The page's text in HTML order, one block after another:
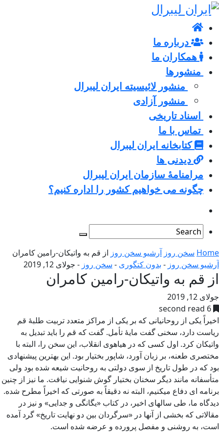
درباره ما
همکاران ما
منشورها
منشور لائیسیته ایران لیبرال
منشور آزادی
اسناد تاریخی
تماس با ما
کتابخانه ایران لیبرال
دیدنی ها
مرامنامۀ سازمان ایران لیبرال
چگونه می خواهیم کشور را اداره کنیم؟
Home سخن روز آرشیو سخن روز از قم به واتیکان-رامین کامران
آرشیو سخن روز - بدون کتگوری - سخن روز - جولای 12, 2019
از قم به واتیکان-رامین کامران
جولای 12, 2019
6 second read
اخیراً یکی از روحانیانی که بر یکی از مراکز متعدد تربیت طلبۀ قم
ریاست دارد، سخنی گفت مایۀ تأمل. گفت که قم را باید تبدیل به
واتیکان کرد. اول کسی که در هیاهوی انقلاب، این سخن را، البته با
مختصری طعنه، بر زبان آورد، شاپور بختیار بود. این بهترین پیشنهادی
بود که در طول تاریخ از سوی دولتی به روحانیت شیعه شده بود ولی
متأسفانه مانند دیگر سخنان بختیار گوش شنوایی نیافت. ما نیز از چنین
برنامه ای دفاع میکنیم، البته نه دقیقاً به صورتی که اخیراً مطرح شده.
دیدگاه ما، طی سالهای اخیر، در کتاب «یگانگی و جدایی» و نیز در
مقالاتی که بخشی از آنها در «سرگردان بین دو نهایت تاریخ» گرد آمده
است، به روشنی و مفصل پرورده و عرضه شده است.